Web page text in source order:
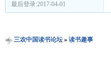
最后登录:2017-04-01
三农中国读书论坛» 读书趣事